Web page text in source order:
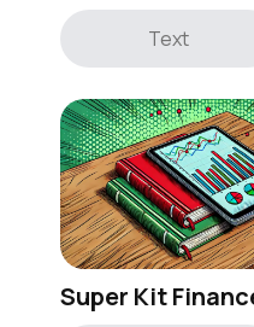
Text
Super Kit